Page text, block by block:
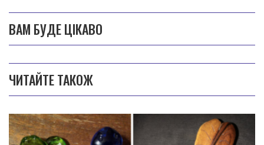
ВАМ БУДЕ ЦІКАВО
ЧИТАЙТЕ ТАКОЖ